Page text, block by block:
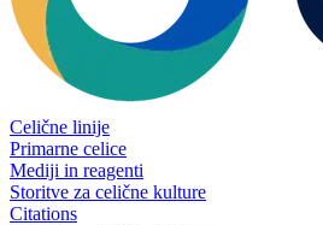
Celične linije
Primarne celice
Mediji in reagenti
Storitve za celične kulture
Citations